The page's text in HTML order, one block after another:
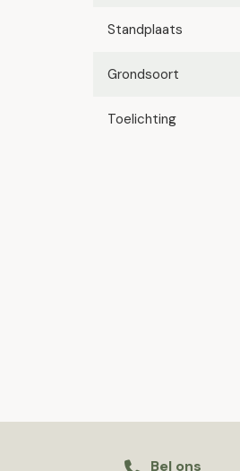
Standplaats
Grondsoort
Toelichting
Bel ons